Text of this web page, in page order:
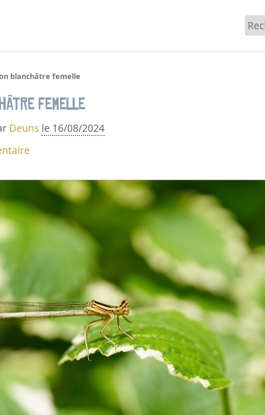
blanchâtre femelle
femelle
Deuns le 16/08/2024